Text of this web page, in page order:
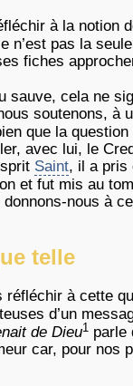
à la notion
n’est pas la
fiches
sauve, cela ne
soutenons, à
que la
avec lui, le
Saint, il a pris
et fut mis au
nous à
telle
réfléchir à cette
d’un
de Dieu1 parle
car, pour nos